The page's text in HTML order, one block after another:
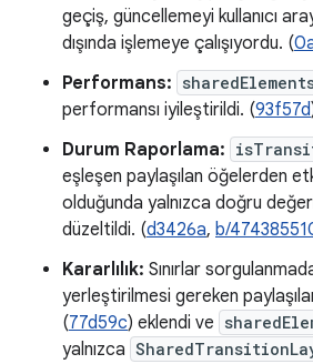
geçiş, güncellemeyi kullanıcı
dışında işlemeye çalışıyordu. (
Performans:
performansı iyileştirildi. (93f57d
Durum Raporlama:
eşleşen paylaşılan öğelerden
olduğunda yalnızca doğru
düzeltildi. (d3426a, b/
Kararlılık: Sınırlar
yerleştirilmesi gereken
(77d59c) eklendi ve
yalnızca